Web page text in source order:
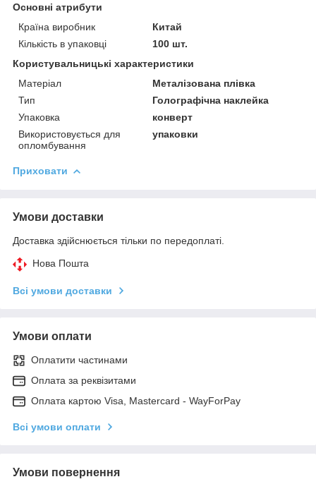
Основні атрибути
Країна виробник
Китай
Кількість в упаковці
100 шт.
Користувальницькі характеристики
Матеріал
Металізована плівка
Тип
Голографічна наклейка
Упаковка
конверт
Використовується для
опломбування
упаковки
Приховати
Умови доставки
Доставка здійснюється тільки по передоплаті.
Нова Пошта
Всі умови доставки
Умови оплати
Оплатити частинами
Оплата за реквізитами
Оплата картою Visa, Mastercard - WayForPay
Всі умови оплати
Умови повернення